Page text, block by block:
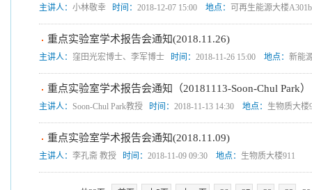
主讲人： 小林敬幸 时间： 2018-12-07 15:00 地点： 可再生能源大楼
重点实验室学术报告会通知(2018.11.26)
主讲人： 窪田光宏博士、李军博士 时间： 2018-11-26 15:00 地点： 新能
重点实验室学术报告会通知（20181113-Soon-Chul Park）
主讲人： Soon-Chul Park教授 时间： 2018-11-13 14:30 地点： 生物质大楼
重点实验室学术报告会通知(2018.11.09)
主讲人： 李孔斋 教授 时间： 2018-11-09 09:30 地点： 生物质大楼911